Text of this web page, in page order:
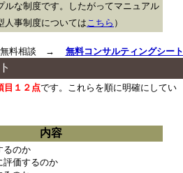
な制度です。したがってマニュアル
人事制度についてはこちら ）
無料相談 → 無料コンサルティングシート
目１２点です。これらを順に明確にしてい
内容
のか
価するのか